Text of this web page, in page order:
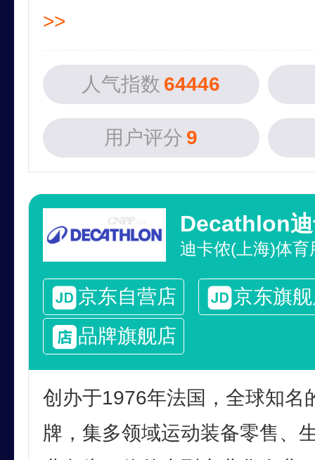
>>
人气指数 64446
用户评分 9
Decathlon
京东自营店
京东旗
品牌旗舰店
创办于1976年法国，全球知名
牌，集多领域运动装备零售、